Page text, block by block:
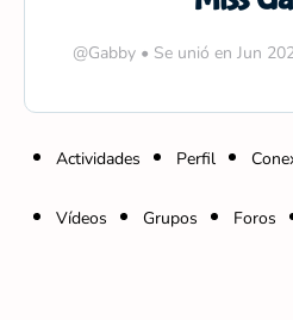
@Gabby • Se unió en Jun
Actividades Perfil
Vídeos Grupos Foros